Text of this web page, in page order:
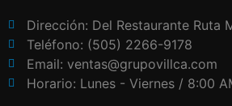
Dirección: Del Restaurante Ruta
Teléfono: (505) 2266-9178
Email: ventas@grupovillca.com
Horario: Lunes - Viernes / 8:00